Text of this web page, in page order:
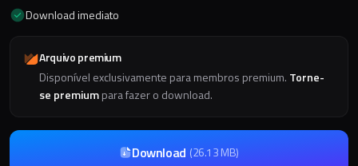
Download imediato
Arquivo premium
Disponível exclusivamente para membros premium. Torne-
se premiumpara fazer o download.
Download (26.13 MB)